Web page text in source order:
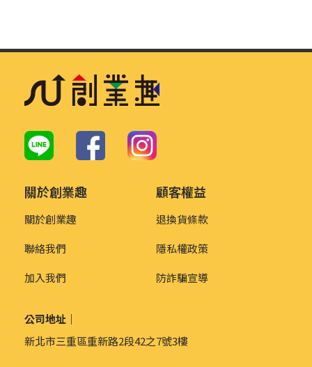
關於創業趣
關於創業趣
聯絡我們
加入我們
顧客權益
退換貨條款
隱私權政策
防詐騙宣導
公司地址｜
新北市三重區重新路2段42之7號3樓